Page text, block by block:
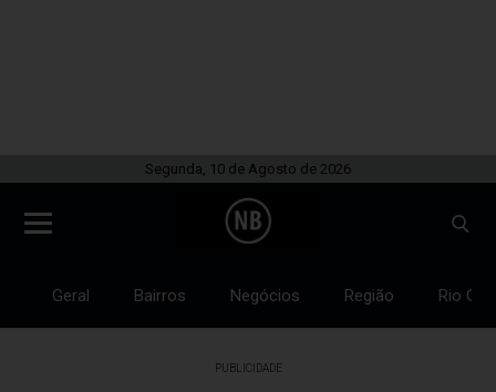
Segunda, 10 de Agosto de 2026
Geral Bairros Negócios Região Rio
PUBLICIDADE